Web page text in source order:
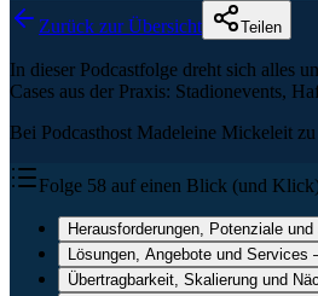
Zurück zur Übersicht
Teilen
In dieser Podcastfolge dreht sich alles
Cases aus der Praxis: Stadionevents,
Bei Podcasthost Madeleine Mickeleit
Folge 58 auf einen Blick (und
Herausforderungen, Potenziale
Lösungen, Angebote und
Übertragbarkeit, Skalierung und